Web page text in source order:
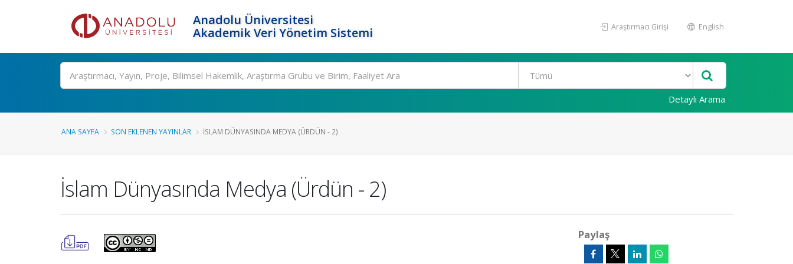
Anadolu Üniversitesi
Akademik Veri Yönetim Sistemi
Araştırmacı Girişi English
Ara
Detaylı Arama
ANA SAYFA SON EKLENEN YAYINLAR İSLAM DÜNYASINDA MEDYA (ÜRDÜN - 2)
İslam Dünyasında Medya (Ürdün - 2)
Paylaş